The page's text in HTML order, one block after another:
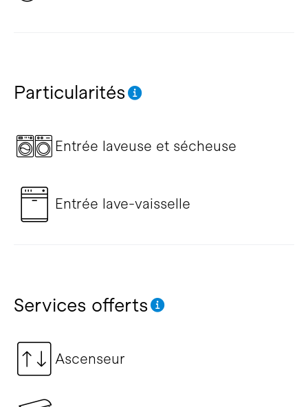
Particularités
Entrée laveuse et sécheuse
Entrée lave-vaisselle
Services offerts
Ascenseur